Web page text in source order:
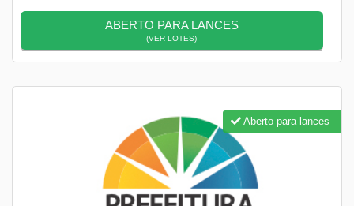
ABERTO PARA LANCES
(VER LOTES)
Aberto para lances